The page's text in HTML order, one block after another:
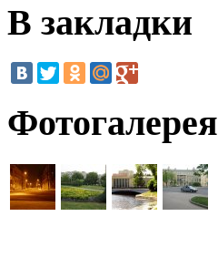
В закладки
Фотогалерея